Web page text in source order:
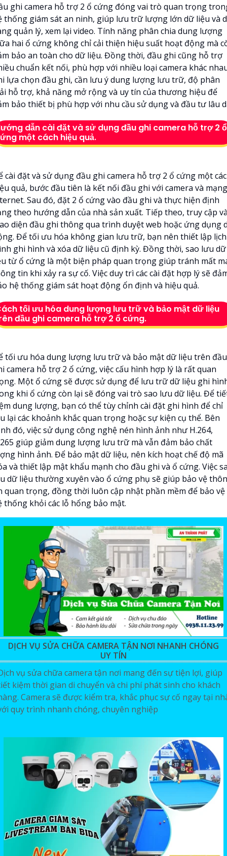
ghi camera hỗ trợ 2 ổ cứng đóng vai trò quan trọng
thống giám sát an ninh, giúp lưu trữ lượng lớn dữ liệu và
quản lý, xem lại video. Tính năng phân chia dung lượng
hai ổ cứng không chỉ cải thiện hiệu suất hoạt động mà
bảo an toàn cho dữ liệu. Đồng thời, đầu ghi cũng hỗ trợ
chuẩn kết nối, phù hợp với nhiều loại camera khác
lựa chọn đầu ghi, cần lưu ý dung lượng lưu trữ, độ phân
hỗ trợ, khả năng mở rộng và uy tín của thương hiệu để
bảo thiết bị phù hợp với nhu cầu sử dụng và đầu tư lâu
dẫn cài đặt và sử dụng đầu ghi camera hỗ trợ 2 ổ
một cách hiệu quả.
cài đặt và sử dụng đầu ghi camera hỗ trợ 2 ổ cứng một
quả, bước đầu tiên là kết nối đầu ghi với camera và mạng
Sau đó, đặt 2 ổ cứng vào đầu ghi và thực hiện định
theo hướng dẫn của nhà sản xuất. Tiếp theo, truy cập
diện đầu ghi thông qua trình duyệt web hoặc ứng dụng
Để tối ưu hóa không gian lưu trữ, bạn nên thiết lập lịch
ghi hình và xóa dữ liệu cũ định kỳ. Đồng thời, sao lưu dữ
từ ổ cứng là một biện pháp quan trọng giúp tránh mất
tin khi xảy ra sự cố. Việc duy trì các cài đặt hợp lý sẽ
hệ thống giám sát hoạt động ổn định và hiệu quả.
tối ưu hóa dung lượng lưu trữ và bảo mật dữ liệu
đầu ghi camera hỗ trợ 2 ổ cứng.
tối ưu hóa dung lượng lưu trữ và bảo mật dữ liệu trên đầu
camera hỗ trợ 2 ổ cứng, việc cấu hình hợp lý là rất quan
Một ổ cứng sẽ được sử dụng để lưu trữ dữ liệu ghi
khi ổ cứng còn lại sẽ đóng vai trò sao lưu dữ liệu. Để
dung lượng, bạn có thể tùy chỉnh cài đặt ghi hình để chỉ
lại các khoảnh khắc quan trọng hoặc sự kiện cụ thể. Bên
đó, việc sử dụng công nghệ nén hình ảnh như H.264,
giúp giảm dung lượng lưu trữ mà vẫn đảm bảo chất
hình ảnh. Để bảo mật dữ liệu, nên kích hoạt chế độ mã
và thiết lập mật khẩu mạnh cho đầu ghi và ổ cứng. Việc
dữ liệu thường xuyên vào ổ cứng phụ sẽ giúp bảo vệ
quan trọng, đồng thời luôn cập nhật phần mềm để bảo vệ
thống khỏi các lỗ hổng bảo mật.
DỊCH VỤ SỬA CHỮA CAMERA TẬN NƠI NHANH CHÓNG
UY TÍN
vụ sửa chữa camera tận nơi mang đến sự tiện lợi, giúp
kiệm thời gian di chuyển và chi phí phát sinh cho khách
Camera sẽ được kiểm tra, khắc phục sự cố ngay tại
quy trình nhanh chóng, chuyên nghiệp